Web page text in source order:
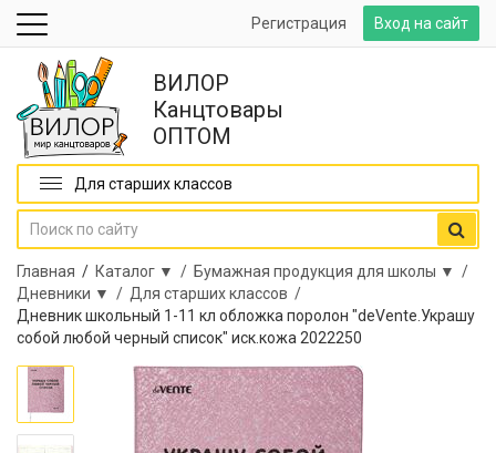
Вход на сайт
Регистрация
ВИЛОР
Канцтовары
ОПТОМ
Для старших классов
Главная / Каталог ▼ / Бумажная продукция для школы ▼ /
Дневники ▼ / Для старших классов /
Дневник школьный 1-11 кл обложка поролон "deVente.Украшу
собой любой черный список" иск.кожа 2022250